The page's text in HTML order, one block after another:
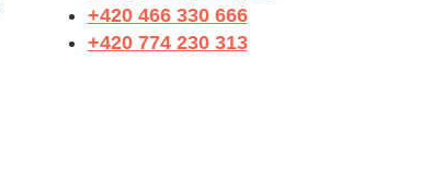
+420 466 330 666
+420 774 230 313